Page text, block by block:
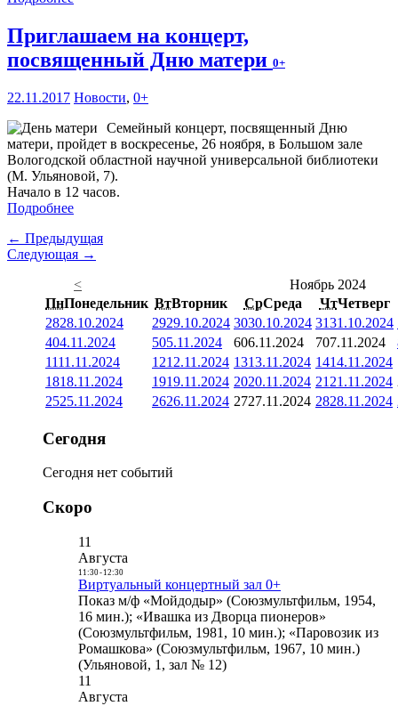
Приглашаем на концерт,
посвященный Дню матери 0+
22.11.2017 Новости, 0+
Семейный концерт, посвященный Дню
матери, пройдет в воскресенье, 26 ноября, в Большом зале
Вологодской областной научной универсальной библиотеки
(М. Ульяновой, 7).
Начало в 12 часов.
Подробнее
← Предыдущая
Следующая →
<
Ноябрь 2024
ПнПонедельник ВтВторник СрСреда ЧтЧетверг
2828.10.2024 2929.10.2024 3030.10.2024 3131.10.2024
404.11.2024 505.11.2024 606.11.2024 707.11.2024
1111.11.2024 1212.11.2024 1313.11.2024 1414.11.2024
1818.11.2024 1919.11.2024 2020.11.2024 21 21.11.2024
2525.11.2024 2626.11.2024 2727.11.2024 2828.11.2024
Сегодня
Сегодня нет событий
Скоро
11
Августа
11:30- 12:30
Виртуальный концертный зал 0+
Показ м/ф «Мойдодыр» (Союзмультфильм, 1954,
16 мин.); «Ивашка из Дворца пионеров»
(Союзмультфильм, 1981, 10 мин.); «Паровозик из
Ромашкова» (Союзмультфильм, 1967, 10 мин.)
(Ульяновой, 1, зал № 12)
11
Августа